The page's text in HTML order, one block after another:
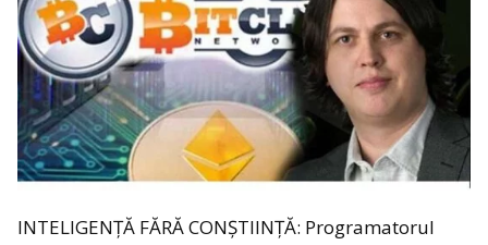
INTELIGENȚĂ FĂRĂ CONȘTIINȚĂ: Programatorul